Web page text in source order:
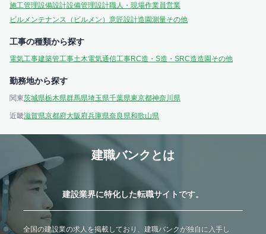
施工管理設備設計設備管理設計職人・現場作業員営業
ビルメンテナンス（ビルメン） 意匠設計造園測量その他
工事の種類から探す
電気工事建築管工事土木電気通信工事RC造・S造・SRC造造園 その他
勤務地から探す
関東茨城県栃木県群馬県埼玉県千葉県東京都神奈川県
近畿滋賀県京都府大阪府兵庫県奈良県和歌山県
建職バンクとは
建設業界に特化した転職サイトです。
全国の建設業の求人を掲載しており、建職バンクが独自に入手し